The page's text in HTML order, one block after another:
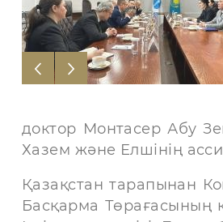
доктор Монтасер Абу
Хазем және Елшінің
Қазақстан тарапынан
Басқарма Төрағасының